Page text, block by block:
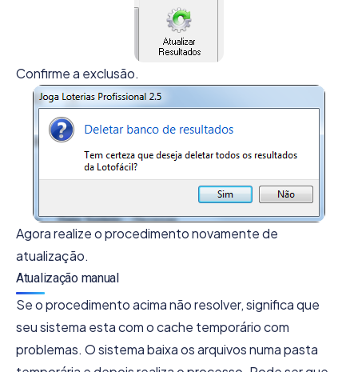
Confirme a exclusão.
Agora realize o procedimento novamente de
atualização.
Atualização manual
Se o procedimento acima não resolver, significa que
seu sistema esta com o cache temporário com
problemas. O sistema baixa os arquivos numa pasta